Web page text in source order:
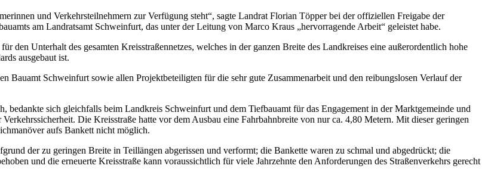
und Verkehrsteilnehmern zur Verfügung steht“, sagte Landrat Florian Töpper bei der offiziellen Freigabe der
am Landratsamt Schweinfurt, das unter der Leitung von Marco Kraus „hervorragende Arbeit“ geleistet habe.
den Unterhalt des gesamten Kreisstraßennetzes, welches in der ganzen Breite des Landkreises eine außerordentlich hohe
ausgebaut ist.
Bauamt Schweinfurt sowie allen Projektbeteiligten für die sehr gute Zusammenarbeit und den reibungslosen Verlauf der
bedankte sich gleichfalls beim Landkreis Schweinfurt und dem Tiefbauamt für das Engagement in der Marktgemeinde und
Die Kreisstraße hatte vor dem Ausbau eine Fahrbahnbreite von nur ca. 4,80 Metern. Mit dieser geringen
aufs Bankett nicht möglich.
der zu geringen Breite in Teillängen abgerissen und verformt; die Bankette waren zu schmal und abgedrückt; die
und die erneuerte Kreisstraße kann voraussichtlich für viele Jahrzehnte den Anforderungen des Straßenverkehrs gerecht